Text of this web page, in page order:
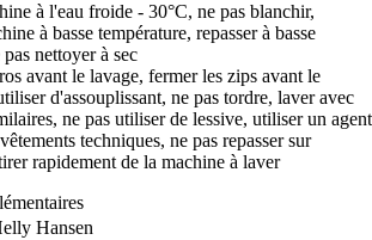
à l'eau froide - 30°C, ne pas blanchir,
à basse température, repasser à basse
nettoyer à sec
avant le lavage, fermer les zips avant le
d'assouplissant, ne pas tordre, laver avec
ne pas utiliser de lessive, utiliser un agent
techniques, ne pas repasser sur
rapidement de la machine à laver
Hansen